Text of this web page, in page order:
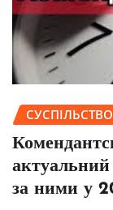
СУСПІЛЬСТВО
за ними у